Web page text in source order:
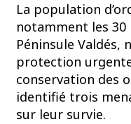
La population
notamment les
Péninsule Valdés,
protection
conservation des
identifié trois
sur leur survie.